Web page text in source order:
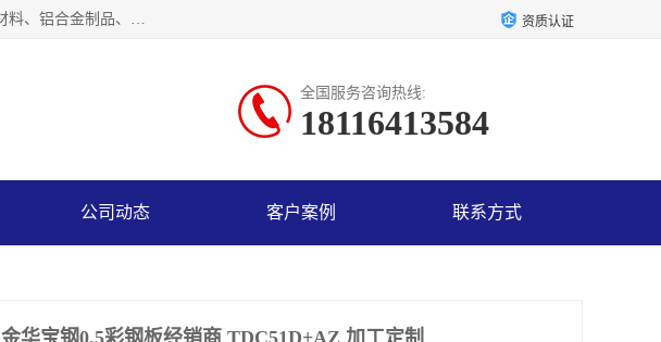
上海轩本实业有限公司成立于2017年，注册地位于上海市宝山区。经营范围包括金属材料、五金交电、建筑材料、铝合金制品、机械设备、电线电缆、装潢材料等；公司主营产品：宝钢彩钢板、宝钢彩钢卷、宝钢彩涂板、宝钢彩涂卷、宝钢高耐候彩钢板，宝钢氟碳彩钢板。是一家集钢铁贸易，物流、加工为一体的产业全配套公司。 资质认证
全国服务咨询热线:
18116413584
公司动态 客户案例 联系方式
金华宝钢0.5彩钢板经销商 TDC51D+AZ 加工定制